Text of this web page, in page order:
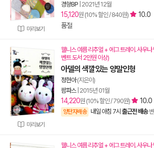
미리보기
경향BP 2021년 12월
15,120원 (10% 할인 / 840원)
10.0
품절
미리보기
웰니스 여름 리추얼 + 에그 트레이. 사우나
벤트 도서 2만원 이상)
아델의 색깔있는 양말인형
정현아(지은이)
팜파스| 2015년 01월
14,220원 (10% 할인 / 790원) 10.0
양탄자배송 내일 아침 7시 출근전 배송
웰니스 여름 리추얼 + 에그 트레이. 사우나